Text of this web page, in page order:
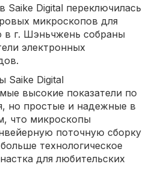
Saike Digital переключилась
микроскопов для
в г. Шэньчжень собраны
электронных
Saike Digital
высокие показатели по
но простые и надежные в
что микроскопы
поточную сборку
технологическое
для любительских